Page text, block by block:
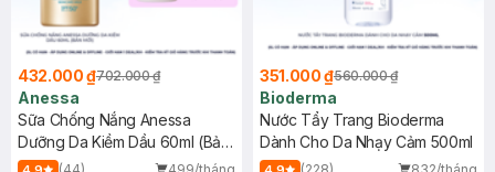
432.000 ₫702.000 ₫
Anessa
Sữa Chống Nắng Anessa
Dưỡng Da Kiềm Dầu 60ml (Bản
Mới)
351.000 ₫560.000 ₫
Bioderma
Nước Tẩy Trang Bioderma
Dành Cho Da Nhạy Cảm 500ml